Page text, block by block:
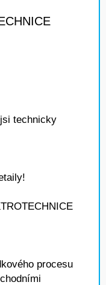
technicky
procesu